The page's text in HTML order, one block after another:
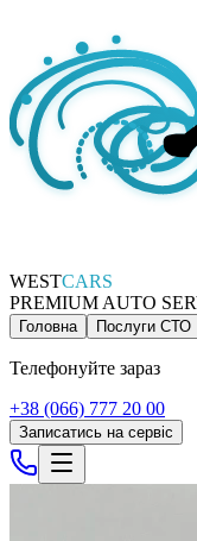
WESTCARS
PREMIUM AUTO
Головна Послуги СТО
Телефонуйте зараз
+38 (066) 777 20 00
Записатись на сервіс